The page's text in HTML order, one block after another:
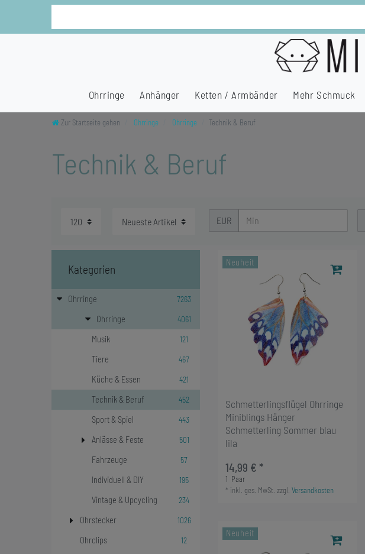
Ohrringe Anhänger Ketten / Armbänder Mehr Schmuck
Zur Startseite gehen Ohrringe Ohrringe Technik & Beruf
Technik & Beruf
EUR
Kategorien
Ohrringe 7263
Ohrringe 4061
Musik 121
Tiere 467
Küche & Essen 421
Technik & Beruf 452
Sport & Spiel 443
Anlässe & Feste 501
Fahrzeuge 57
Individuell & DIY 195
Vintage & Upcycling 234
Ohrstecker 1026
Ohrclips 12
Neuheit
Schmetterlingsflügel Ohrringe
Miniblings Hänger
Schmetterling Sommer blau
lila
14,99 € *
1 Paar
* inkl. ges. MwSt. zzgl.Versandkosten
Neuheit